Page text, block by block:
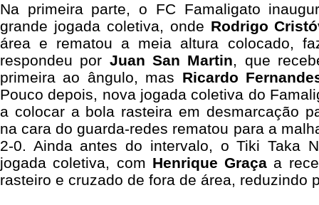
Na primeira parte, o FC Famaligato
grande jogada coletiva, onde Rodrigo
área e rematou a meia altura colocado,
respondeu por Juan San Martin, que
primeira ao ângulo, mas Ricardo
Pouco depois, nova jogada coletiva do
a colocar a bola rasteira em desmarcação
na cara do guarda-redes rematou para a
2-0. Ainda antes do intervalo, o Tiki Taka
jogada coletiva, com Henrique Graça a
rasteiro e cruzado de fora de área, reduzindo